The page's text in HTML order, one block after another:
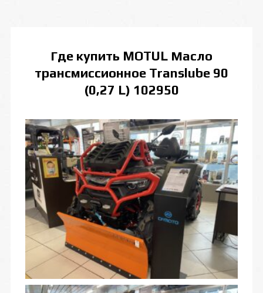
Где купить MOTUL Масло
трансмиссионное Translube 90
(0,27 L) 102950